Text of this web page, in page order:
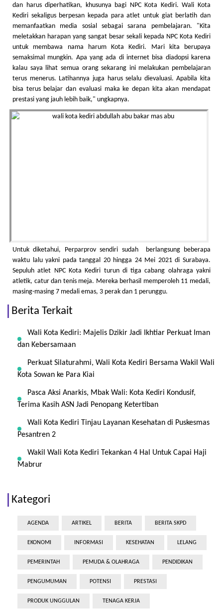
dan harus diperhatikan, khusunya bagi NPC Kota Kediri. Wali Kota
Kediri sekaligus berpesan kepada para atlet untuk giat berlatih dan
memanfaatkan media sosial sebagai sarana pembelajaran. "Kita
meletakkan harapan yang sangat besar sekali kepada NPC Kota Kediri
untuk membawa nama harum Kota Kediri. Mari kita berupaya
semaksimal mungkin. Apa yang ada di internet bisa diadopsi karena
kalau saya lihat semua orang sekarang ini melakukan pembelajaran
terus menerus. Latihannya juga harus selalu dievaluasi. Apabila kita
bisa terus belajar dan evaluasi maka ke depan kita akan mendapat
prestasi yang jauh lebih baik," ungkapnya.
Untuk diketahui, Perparprov sendiri sudah berlangsung beberapa
waktu lalu yakni pada tanggal 20 hingga 24 Mei 2021 di Surabaya.
Sepuluh atlet NPC Kota Kediri turun di tiga cabang olahraga yakni
atletik, catur dan tenis meja. Mereka berhasil memperoleh 11 medali,
masing-masing 7 medali emas, 3 perak dan 1 perunggu.
Berita Terkait
Wali Kota Kediri: Majelis Dzikir Jadi Ikhtiar Perkuat Iman
dan Kebersamaan
Perkuat Silaturahmi, Wali Kota Kediri Bersama Wakil Wali
Kota Sowan ke Para Kiai
Pasca Aksi Anarkis, Mbak Wali: Kota Kediri Kondusif,
Terima Kasih ASN Jadi Penopang Ketertiban
Wali Kota Kediri Tinjau Layanan Kesehatan di Puskesmas
Pesantren 2
Wakil Wali Kota Kediri Tekankan 4 Hal Untuk Capai Haji
Mabrur
Kategori
AGENDA ARTIKEL BERITA BERITA SKPD
EKONOMI INFORMASI KESEHATAN LELANG
PEMERINTAH PEMUDA & OLAHRAGA PENDIDIKAN
PENGUMUMAN POTENSI PRESTASI
PRODUK UNGGULAN TENAGA KERJA